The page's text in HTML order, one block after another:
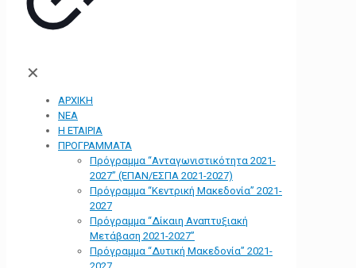
✕
ΑΡΧΙΚΗ
ΝΕΑ
Η ΕΤΑΙΡΙΑ
ΠΡΟΓΡΑΜΜΑΤΑ
Πρόγραμμα “Ανταγωνιστικότητα 2021-
2027” (ΕΠΑΝ/ΕΣΠΑ 2021-2027)
Πρόγραμμα “Κεντρική Μακεδονία” 2021-
2027
Πρόγραμμα “Δίκαιη Αναπτυξιακή
Μετάβαση 2021-2027”
Πρόγραμμα “Δυτική Μακεδονία” 2021-